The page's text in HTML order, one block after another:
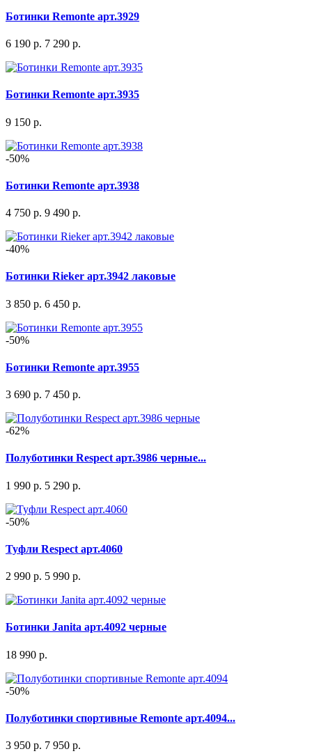
Ботинки Remonte арт.3929
6 190 р. 7 290 р.
Ботинки Remonte арт.3935
9 150 р.
-50%
Ботинки Remonte арт.3938
4 750 р. 9 490 р.
-40%
Ботинки Rieker арт.3942 лаковые
3 850 р. 6 450 р.
-50%
Ботинки Remonte арт.3955
3 690 р. 7 450 р.
-62%
Полуботинки Respect арт.3986 черные...
1 990 р. 5 290 р.
-50%
Туфли Respect арт.4060
2 990 р. 5 990 р.
Ботинки Janita арт.4092 черные
18 990 р.
-50%
Полуботинки спортивные Remonte арт.4094...
3 950 р. 7 950 р.